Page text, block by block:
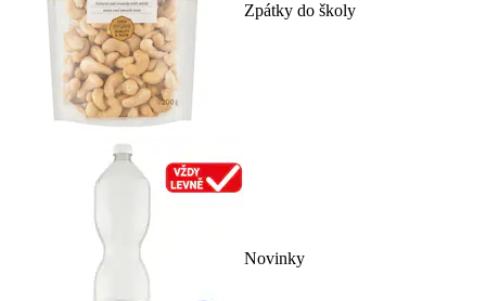
Zpátky do školy
Novinky